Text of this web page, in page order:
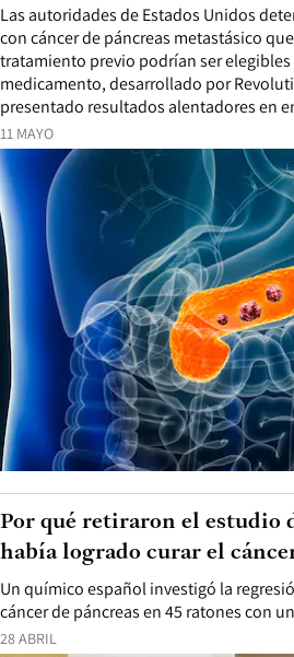
11 MAYO
Las autoridades de Estados Unidos
con cáncer de páncreas metastásico
tratamiento previo podrían ser elegibles
medicamento, desarrollado por
presentado resultados alentadores en
28 ABRIL
Un químico español investigó la
cáncer de páncreas en 45 ratones con
Por qué retiraron el estudio
había logrado curar el